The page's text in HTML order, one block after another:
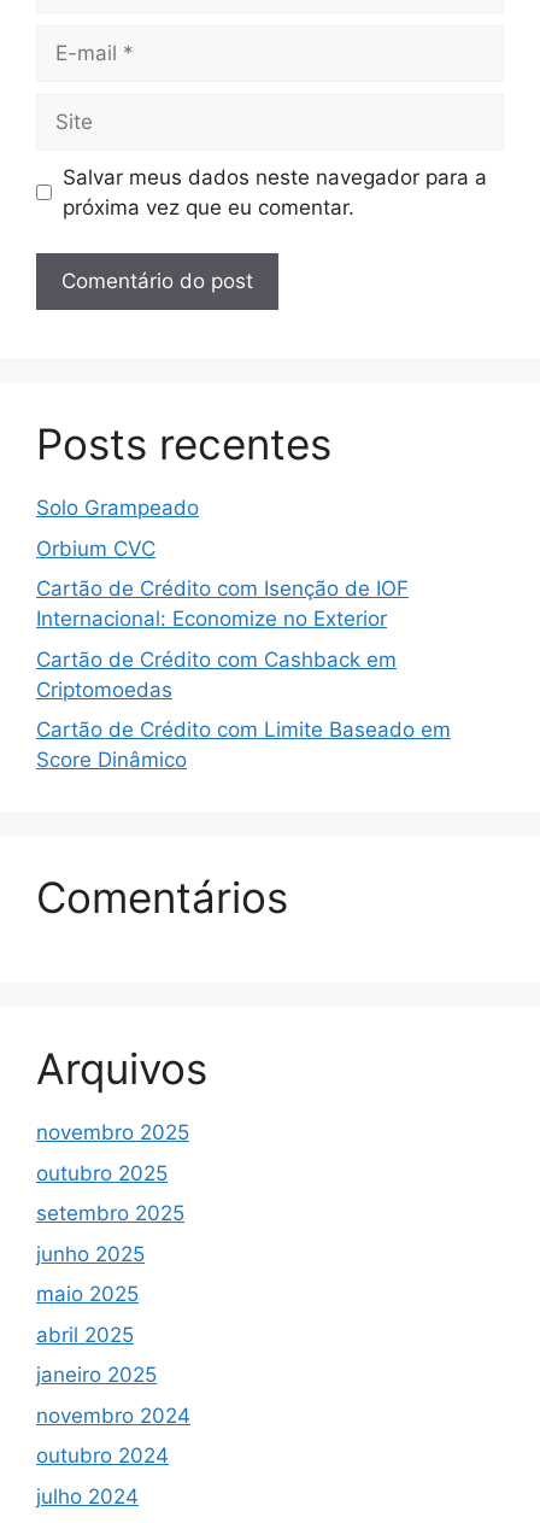
mail
Salvar meus dados neste navegador para a
próxima vez que eu comentar.
Posts recentes
Solo Grampeado
Orbium CVC
Cartão de Crédito com Isenção de IOF
Internacional: Economize no Exterior
Cartão de Crédito com Cashback em
Criptomoedas
Cartão de Crédito com Limite Baseado em
Score Dinâmico
Comentários
Arquivos
novembro 2025
outubro 2025
setembro 2025
junho 2025
maio 2025
abril 2025
janeiro 2025
novembro 2024
outubro 2024
julho 2024